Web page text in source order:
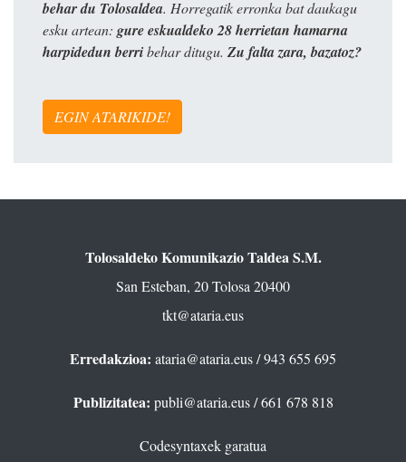
behar du Tolosaldea. Horregatik erronka bat daukagu
esku artean: gure eskualdeko 28 herrietan hamarna
harpidedun berribehar ditugu. Zu falta zara, bazatoz?
EGIN ATARIKIDE!
Tolosaldeko Komunikazio Taldea S.M.
San Esteban, 20 Tolosa 20400
tkt@ataria.eus
Erredakzioa: ataria@ataria.eus/ 943 655 695
Publizitatea: publi@ataria.eus/ 661 678 818
Codesyntaxek garatua